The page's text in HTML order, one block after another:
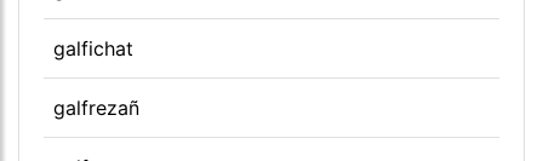
galfichat
galfrezañ